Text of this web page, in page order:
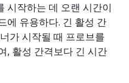
시작하는 데 오랜 시간이
에 유용하다. 긴 활성 간
가 시작될 때 프로브를
, 활성 간격보다 긴 시간